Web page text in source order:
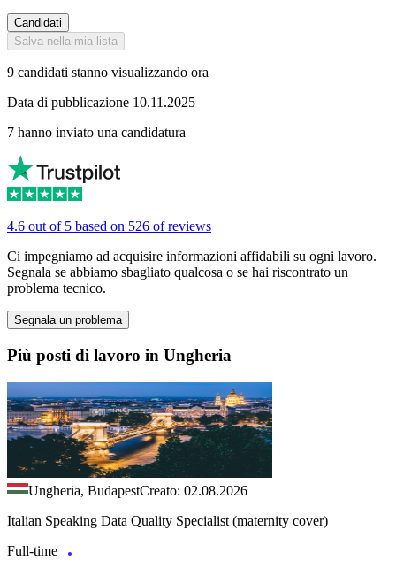
Candidati
Salva nella mia lista
9 candidati stanno visualizzando ora
Data di pubblicazione 10.11.2025
7 hanno inviato una candidatura
4.6 out of 5 based on 526 of reviews
Ci impegniamo ad acquisire informazioni affidabili su ogni lavoro.
Segnala se abbiamo sbagliato qualcosa o se hai riscontrato un
problema tecnico.
Segnala un problema
Più posti di lavoro in Ungheria
Ungheria, BudapestCreato: 02.08.2026
Italian Speaking Data Quality Specialist (maternity cover)
Full-time